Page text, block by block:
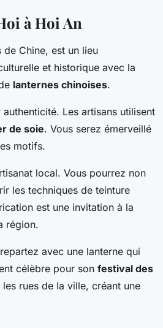
à Hoi An
Chine, est un lieu
et historique avec la
lanternes chinoises.
Les artisans utilisent
de soie. Vous serez émerveillé
motifs.
local. Vous pourrez non
les techniques de teinture
est une invitation à la
région.
avec une lanterne qui
célèbre pour son festival des
rues de la ville, créant une